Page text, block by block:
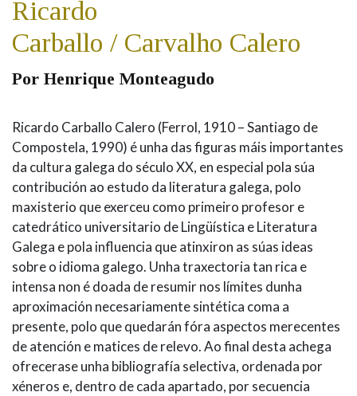
Ricardo
Carballo / Carvalho Calero
Por Henrique Monteagudo
Ricardo Carballo Calero (Ferrol, 1910 – Santiago de
Compostela, 1990) é unha das figuras máis importantes
da cultura galega do século XX, en especial pola súa
contribución ao estudo da literatura galega, polo
maxisterio que exerceu como primeiro profesor e
catedrático universitario de Lingüística e Literatura
Galega e pola influencia que atinxiron as súas ideas
sobre o idioma galego. Unha traxectoria tan rica e
intensa non é doada de resumir nos límites dunha
aproximación necesariamente sintética coma a
presente, polo que quedarán fóra aspectos merecentes
de atención e matices de relevo. Ao final desta achega
ofrecerase unha bibliografía selectiva, ordenada por
xéneros e, dentro de cada apartado, por secuencia